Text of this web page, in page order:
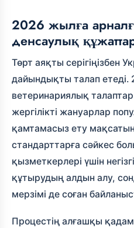
2026 жылға
денсаулық
Төрт аяқты серігіңізбен
дайындықты талап етеді.
ветеринариялық
жергілікті жануарлар
қамтамасыз ету
стандарттарға сәйкес
қызметкерлері үшін
құтырудың алдын алу,
мерзімі де соған
Процестің алғашқы